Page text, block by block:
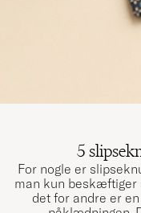
5
For nogle er
man kun beskæftiger
det for andre er